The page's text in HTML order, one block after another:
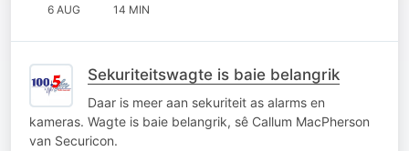
6 AUG 14 MIN
Sekuriteitswagte is baie belangrik
Daar is meer aan sekuriteit as alarms en
kameras. Wagte is baie belangrik, sê Callum MacPherson
van Securicon.